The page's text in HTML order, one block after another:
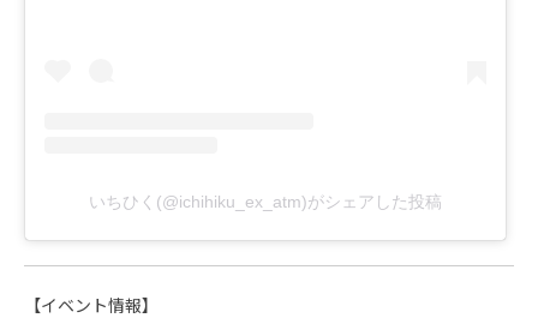
いちひく(@ichihiku_ex_atm)がシェアした投稿
【イベント情報】